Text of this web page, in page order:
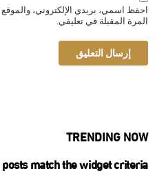
احفظ اسمي، بريدي الإلكتروني،
المرة المقبلة في تعليقي.
TRENDING NOW
posts match the widget criteria